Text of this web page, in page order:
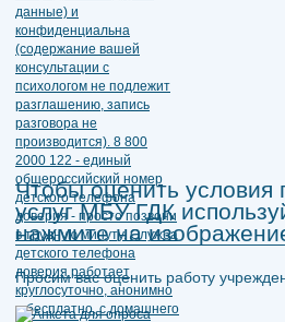
Чтобы оценить условия
услуг МБУ ГДК
нажмите на
Просим вас оценить работу